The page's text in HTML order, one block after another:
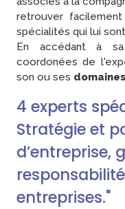
retrouver
spécialités qui lui
En accédant à
coordonées de
son ou ses
4 experts
Stratégie et
d’entreprise,
entreprises."